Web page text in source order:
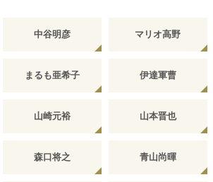
中谷明彦 マリオ高野
まるも亜希子 伊達軍曹
山崎元裕 山本晋也
森口将之 青山尚暉